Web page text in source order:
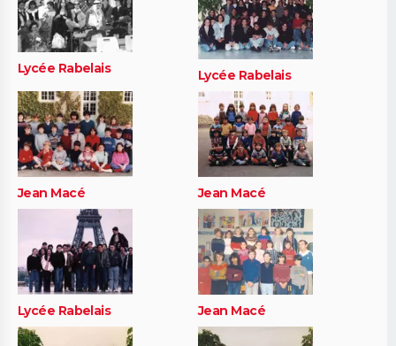
Lycée Rabelais Lycée Rabelais
Jean Macé Jean Macé
Lycée Rabelais Jean Macé